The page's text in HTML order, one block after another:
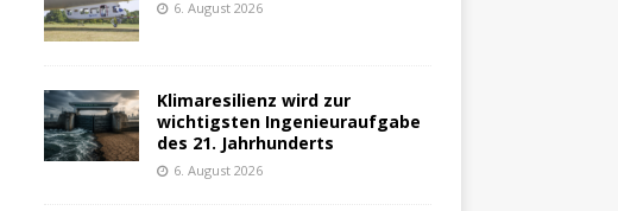
6. August 2026
Klimaresilienz wird zur
wichtigsten Ingenieuraufgabe
des 21. Jahrhunderts
6. August 2026